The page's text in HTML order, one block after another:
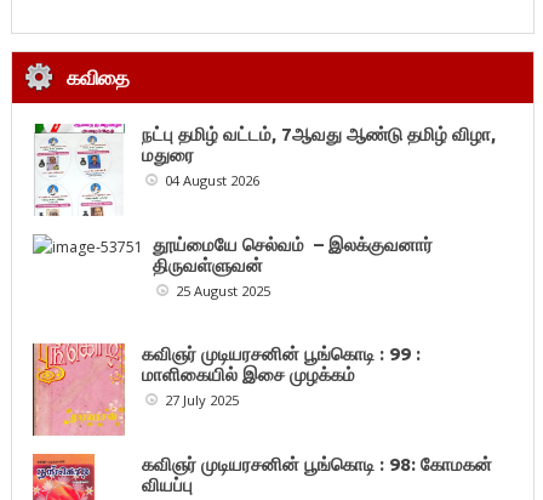
கவிதை
நட்பு தமிழ் வட்டம், 7ஆவது ஆண்டு தமிழ் விழா,
மதுரை
04 August 2026
தூய்மையே செல்வம் – இலக்குவனார்
திருவள்ளுவன்
25 August 2025
கவிஞர் முடியரசனின் பூங்கொடி : 99 :
மாளிகையில் இசை முழக்கம்
27 July 2025
கவிஞர் முடியரசனின் பூங்கொடி : 98: கோமகன்
வியப்பு